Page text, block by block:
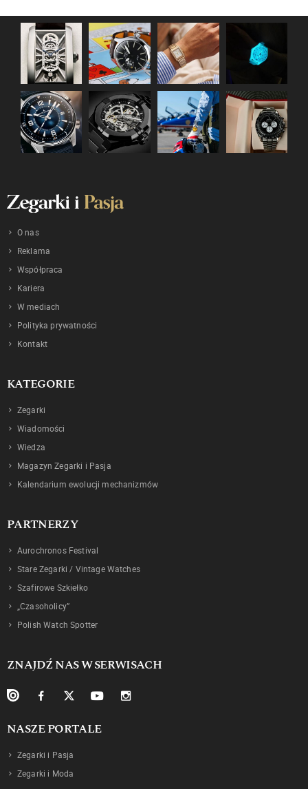
O nas
Reklama
Współpraca
Kariera
W mediach
Polityka prywatności
Kontakt
KATEGORIE
Zegarki
Wiadomości
Wiedza
Magazyn Zegarki i Pasja
Kalendarium ewolucji mechanizmów
PARTNERZY
Aurochronos Festival
Stare Zegarki / Vintage Watches
Szafirowe Szkiełko
„Czasoholicy”
Polish Watch Spotter
ZNAJDŹ NAS W SERWISACH
NASZE PORTALE
Zegarki i Pasja
Zegarki i Moda